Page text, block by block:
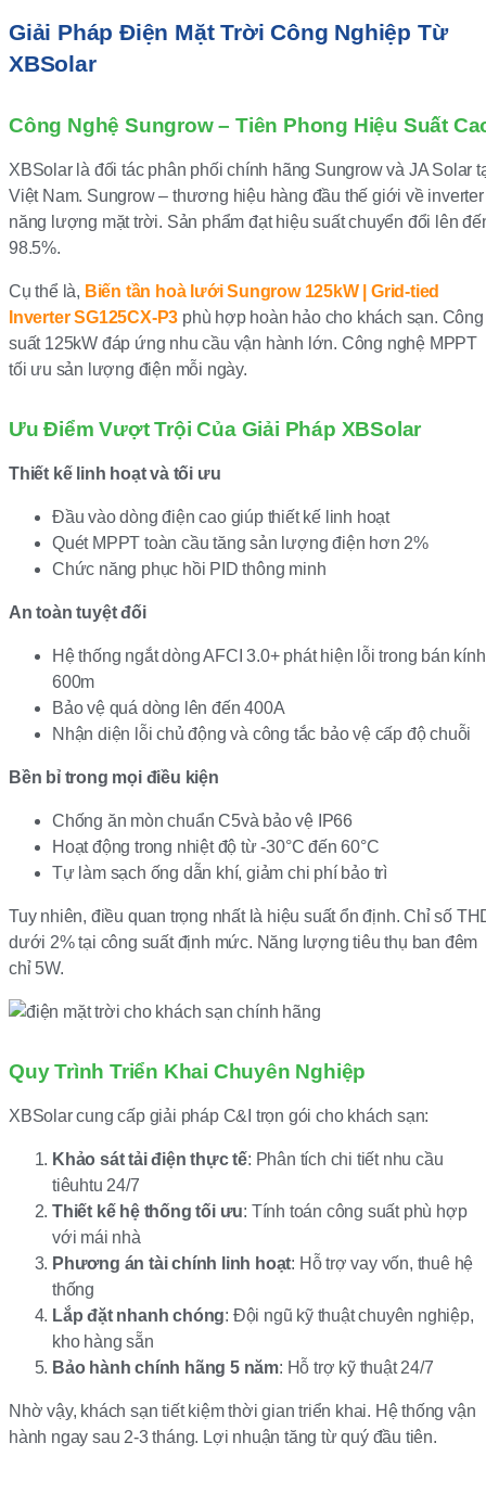
Giải Pháp Điện Mặt Trời Công Nghiệp Từ
XBSolar
Công Nghệ Sungrow – Tiên Phong Hiệu Suất
XBSolar là đối tác phân phối chính hãng Sungrow và JA Solar
Việt Nam. Sungrow – thương hiệu hàng đầu thế giới về inverter
năng lượng mặt trời. Sản phẩm đạt hiệu suất chuyển đổi lên
98.5%.
Cụ thể là, Biến tần hoà lưới Sungrow 125kW | Grid-tied
Inverter SG125CX-P3 phù hợp hoàn hảo cho khách sạn. Công
suất 125kW đáp ứng nhu cầu vận hành lớn. Công nghệ MPPT
tối ưu sản lượng điện mỗi ngày.
Ưu Điểm Vượt Trội Của Giải Pháp XBSolar
Thiết kế linh hoạt và tối ưu
Đầu vào dòng điện cao giúp thiết kế linh hoạt
Quét MPPT toàn cầu tăng sản lượng điện hơn 2%
Chức năng phục hồi PID thông minh
An toàn tuyệt đối
Hệ thống ngắt dòng AFCI 3.0+ phát hiện lỗi trong bán kính
600m
Bảo vệ quá dòng lên đến 400A
Nhận diện lỗi chủ động và công tắc bảo vệ cấp độ chuỗi
Bền bỉ trong mọi điều kiện
Chống ăn mòn chuẩn C5và bảo vệ IP66
Hoạt động trong nhiệt độ từ -30°C đến 60°C
Tự làm sạch ống dẫn khí, giảm chi phí bảo trì
Tuy nhiên, điều quan trọng nhất là hiệu suất ổn định. Chỉ số
dưới 2% tại công suất định mức. Năng lượng tiêu thụ ban đêm
chỉ 5W.
Quy Trình Triển Khai Chuyên Nghiệp
XBSolar cung cấp giải pháp C&I trọn gói cho khách sạn:
Khảo sát tải điện thực tế: Phân tích chi tiết nhu cầu
tiêuhtu 24/7
Thiết kế hệ thống tối ưu: Tính toán công suất phù hợp
với mái nhà
Phương án tài chính linh hoạt: Hỗ trợ vay vốn, thuê hệ
thống
Lắp đặt nhanh chóng: Đội ngũ kỹ thuật chuyên nghiệp,
kho hàng sẵn
Bảo hành chính hãng 5 năm: Hỗ trợ kỹ thuật 24/7
Nhờ vậy, khách sạn tiết kiệm thời gian triển khai. Hệ thống vận
hành ngay sau 2-3 tháng. Lợi nhuận tăng từ quý đầu tiên.